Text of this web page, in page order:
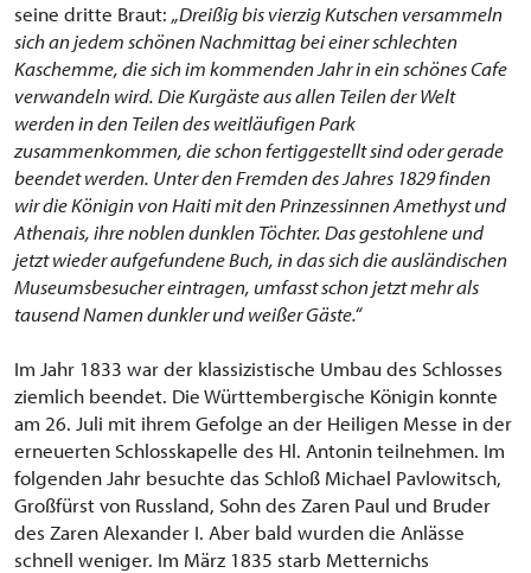
seine dritte Braut: „Dreißig bis vierzig Kutschen versammeln
sich an jedem schönen Nachmittag bei einer schlechten
Kaschemme, die sich im kommenden Jahr in ein schönes Cafe
verwandeln wird. Die Kurgäste aus allen Teilen der Welt
werden in den Teilen des weitläufigen Park
zusammenkommen, die schon fertiggestellt sind oder gerade
beendet werden. Unter den Fremden des Jahres 1829 finden
wir die Königin von Haiti mit den Prinzessinnen Amethyst und
Athenais, ihre noblen dunklen Töchter. Das gestohlene und
jetzt wieder aufgefundene Buch, in das sich die ausländischen
Museumsbesucher eintragen, umfasst schon jetzt mehr als
tausend Namen dunkler und weißer Gäste.“
Im Jahr 1833 war der klassizistische Umbau des Schlosses
ziemlich beendet. Die Württembergische Königin konnte
am 26. Juli mit ihrem Gefolge an der Heiligen Messe in der
erneuerten Schlosskapelle des Hl. Antonin teilnehmen. Im
folgenden Jahr besuchte das Schloß Michael Pavlowitsch,
Großfürst von Russland, Sohn des Zaren Paul und Bruder
des Zaren Alexander I. Aber bald wurden die Anlässe
schnell weniger. Im März 1835 starb Metternichs